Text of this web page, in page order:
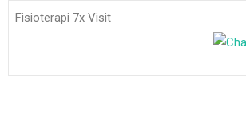
Fisioterapi 7x Visit